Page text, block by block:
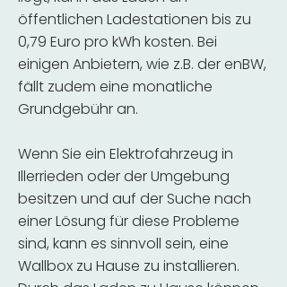
öffentlichen Ladestationen bis zu
0,79 Euro pro kWh kosten. Bei
einigen Anbietern, wie z.B. der enBW,
fällt zudem eine monatliche
Grundgebühr an.
Wenn Sie ein Elektrofahrzeug in
Illerrieden oder der Umgebung
besitzen und auf der Suche nach
einer Lösung für diese Probleme
sind, kann es sinnvoll sein, eine
Wallbox zu Hause zu installieren.